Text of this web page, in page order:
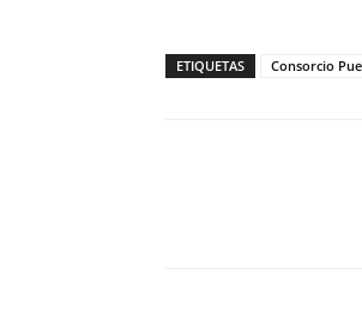
ETIQUETAS Consorcio